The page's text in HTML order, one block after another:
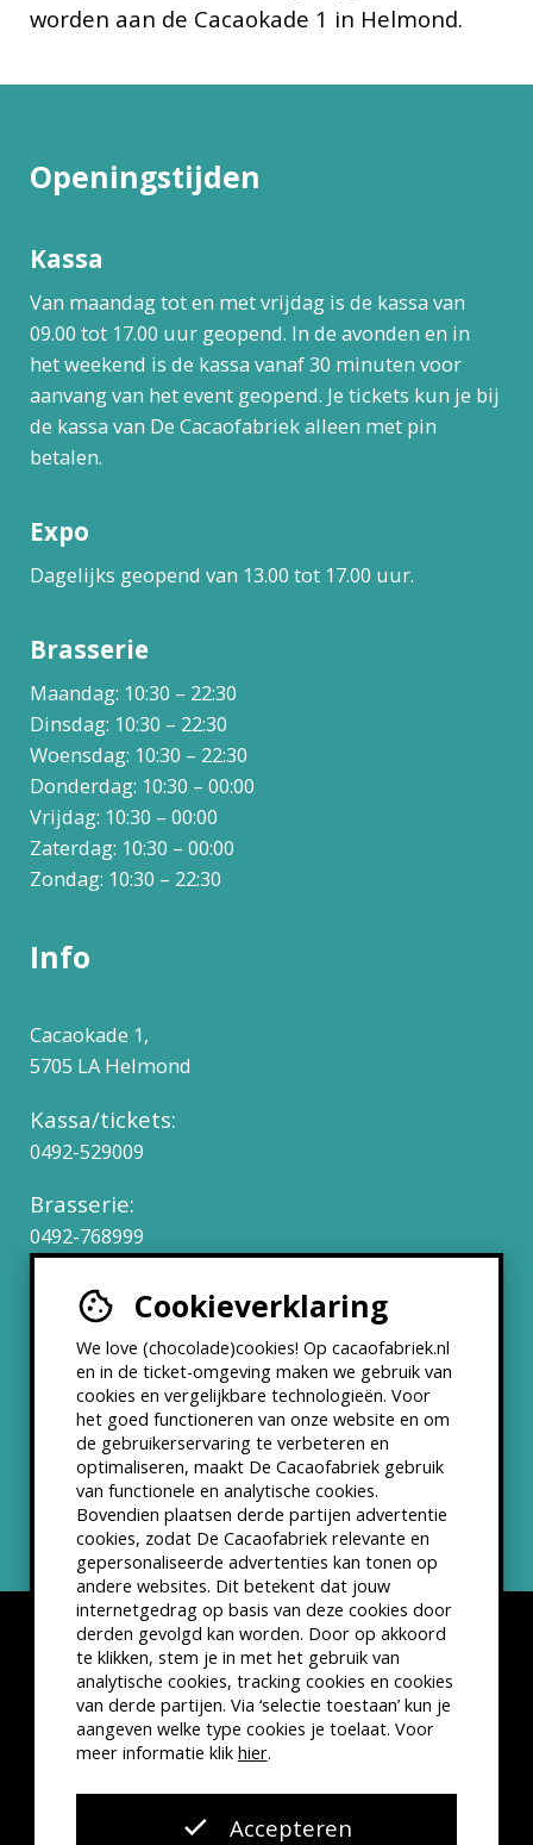
Cookieverklaring
We love (chocolade)cookies! Op cacaofabriek.nl
en in de ticket-omgeving maken we gebruik van
cookies en vergelijkbare technologieën. Voor
het goed functioneren van onze website en om
de gebruikerservaring te verbeteren en
optimaliseren, maakt De Cacaofabriek gebruik
van functionele en analytische cookies.
Bovendien plaatsen derde partijen advertentie
cookies, zodat De Cacaofabriek relevante en
gepersonaliseerde advertenties kan tonen op
andere websites. Dit betekent dat jouw
internetgedrag op basis van deze cookies door
derden gevolgd kan worden. Door op akkoord
te klikken, stem je in met het gebruik van
analytische cookies, tracking cookies en cookies
van derde partijen. Via ‘selectie toestaan’ kun je
aangeven welke type cookies je toelaat. Voor
meer informatie klik hier.
Accepteren
worden aan de Cacaokade 1 in Helmond.
Openingstijden
Kassa
Van maandag tot en met vrijdag is de kassa van
09.00 tot 17.00 uur geopend. In de avonden en in
het weekend is de kassa vanaf 30 minuten voor
aanvang van het event geopend. Je tickets kun je bij
de kassa van De Cacaofabriek alleen met pin
betalen.
Expo
Dagelijks geopend van 13.00 tot 17.00 uur.
Brasserie
Maandag: 10:30 – 22:30
Dinsdag: 10:30 – 22:30
Woensdag: 10:30 – 22:30
Donderdag: 10:30 – 00:00
Vrijdag: 10:30 – 00:00
Zaterdag: 10:30 – 00:00
Zondag: 10:30 – 22:30
Info
Cacaokade 1,
5705 LA Helmond
Kassa/tickets:
0492-529009
Brasserie:
0492-768999
Werken bij
Partners & Samenwerkingen
ANBI status
Nieuwsbrief
Disclaimer Privacyverklaring
Kleine lettertjes
VSCD Bezoekersvoorwaarden
Website doorThe Cre8ion.Lab